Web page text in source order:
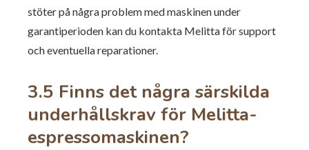
stöter på några problem med maskinen under
garantiperioden kan du kontakta Melitta för support
och eventuella reparationer.
3.5 Finns det några särskilda
underhållskrav för Melitta-
espressomaskinen?